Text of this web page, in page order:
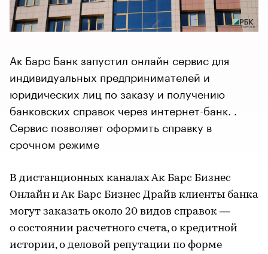
Ак Барс Банк запустил онлайн сервис для
индивидуальных предпринимателей и
юридических лиц по заказу и получению
банковских справок через интернет-банк. .
Сервис позволяет оформить справку в
срочном режиме
В дистанционных каналах Ак Барс Бизнес
Онлайн и Ак Барс Бизнес Драйв клиенты банка
могут заказать около 20 видов справок —
о состоянии расчетного счета, о кредитной
истории, о деловой репутации по форме